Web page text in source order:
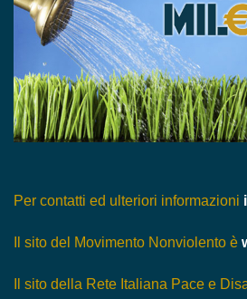
Per contatti ed ulteriori informazioni
Il sito del Movimento Nonviolento è
Il sito della Rete Italiana Pace e